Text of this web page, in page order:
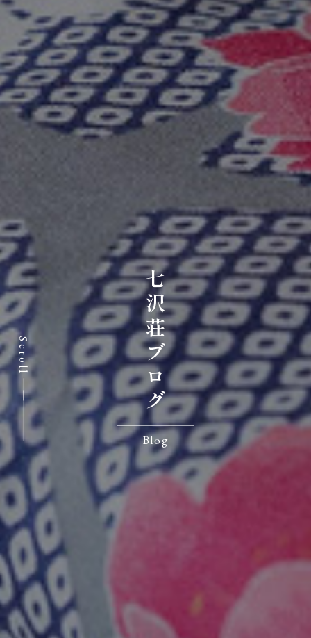
七沢荘ブログ
Blog
Scroll